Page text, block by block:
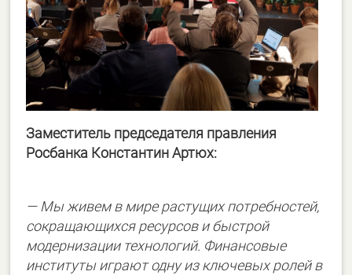
Заместитель председателя правления
Росбанка Константин Артюх:
— Мы живем в мире растущих потребностей,
сокращающихся ресурсов и быстрой
модернизации технологий. Финансовые
институты играют одну из ключевых ролей в